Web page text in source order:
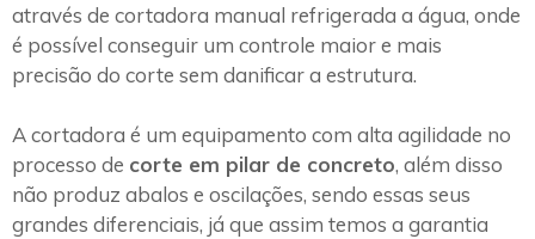
através de cortadora manual refrigerada a água, onde
é possível conseguir um controle maior e mais
precisão do corte sem danificar a estrutura.
A cortadora é um equipamento com alta agilidade no
processo de corte em pilar de concreto, além disso
não produz abalos e oscilações, sendo essas seus
grandes diferenciais, já que assim temos a garantia